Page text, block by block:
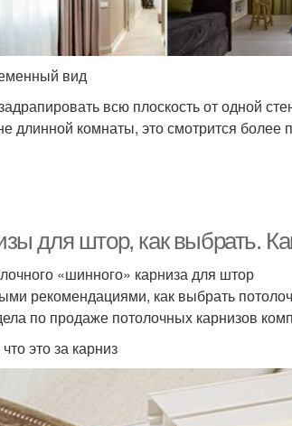
вид
всю плоскость от одной
длинной комнаты, это смотрится более
для штор, как выбрать.
«шинного» карниза для штор
рекомендациями, как выбрать
по продаже потолочных карнизов
это за карниз